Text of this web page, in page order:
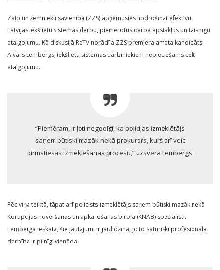
Zaļo un zemnieku savienība (ZZS) apņēmusies nodrošināt efektīvu
Latvijas iekšlietu sistēmas darbu, piemērotus darba apstākļus un taisnīgu
atalgojumu. Kā diskusijā ReTV norādīja ZZS premjera amata kandidāts
Aivars Lembergs, iekšlietu sistēmas darbiniekiem nepieciešams celt
atalgojumu.
“Piemēram, ir ļoti negodīgi, ka policijas izmeklētājs
saņem būtiski mazāk nekā prokurors, kurš arī veic
pirmstiesas izmeklēšanas procesu,” uzsvēra Lembergs.
Pēc viņa teiktā, tāpat arī policists-izmeklētājs saņem būtiski mazāk nekā
Korupcijas novēršanas un apkarošanas biroja (KNAB) speciālisti.
Lemberga ieskatā, šie jautājumi ir jāizlīdzina, jo to saturiski profesionālā
darbība ir pilnīgi vienāda.